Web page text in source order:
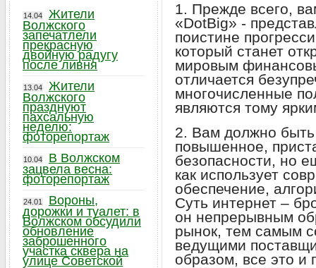
1. Прежде всего,
«DotBig» -
поистине
который станет
мировым
отличается
многочисленные
являются тому
2. Вам должно быть
повышенное,
безопасности, но
как использует
обеспечение,
Суть интернет –
он непрерывным
рынок, тем самым
ведущими
образом, все это и
14.04
Жители
Волжского
запечатлели
прекрасную
двойную радугу
после ливня
13.04
Жители
Волжского
празднуют
пахсальную
неделю:
фоторепортаж
10.04
В Волжском
зацвела весна:
фоторепортаж
24.01
Вороны,
дорожки и туалет: в
Волжском обсудили
обновление
заброшенного
участка сквера на
улице Советской